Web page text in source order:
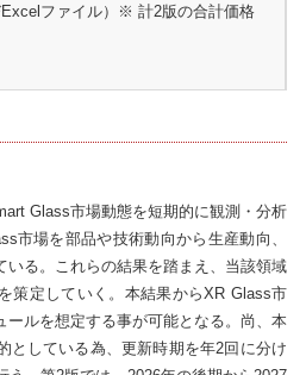
ファイル）※ 計2版の合計価格
Glass市場動態を短期的に観測・分析
市場を部品や技術動向から生産動向、
いる。これらの結果を踏まえ、当該領域
策定していく。本結果からXR Glass市
ールを想定する事が可能となる。尚、本
としている為、更新時期を年2回に分け